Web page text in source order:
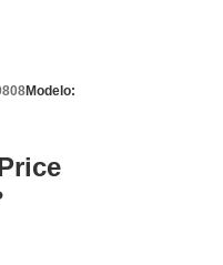
Modelo: